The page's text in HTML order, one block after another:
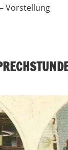
Vorstellung